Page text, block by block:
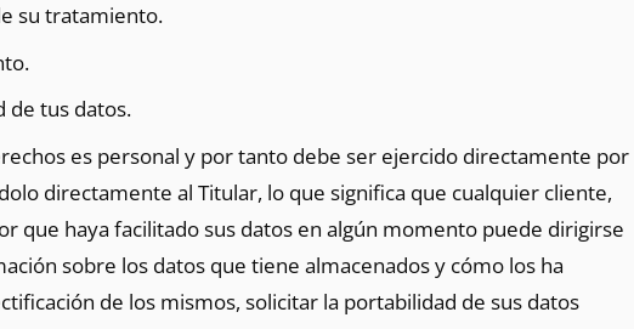
su tratamiento.
de tus datos.
es personal y por tanto debe ser ejercido directamente por
directamente al Titular, lo que significa que cualquier cliente,
que haya facilitado sus datos en algún momento puede dirigirse
sobre los datos que tiene almacenados y cómo los ha
de los mismos, solicitar la portabilidad de sus datos